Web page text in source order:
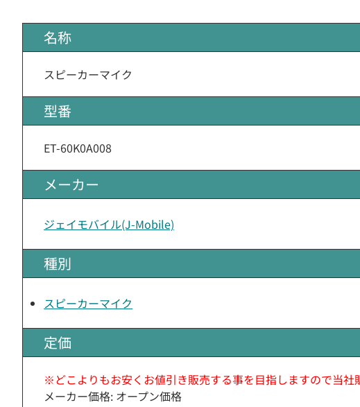
名称
スピーカーマイク
型番
ET-60K0A008
メーカー
ジェイモバイル(J-Mobile)
種別
スピーカーマイク
定価
※どこよりもお安くお値引き販売する事を目指しますので当社
メーカー価格: オープン価格